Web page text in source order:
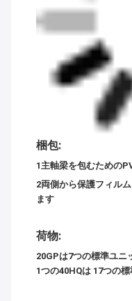
梱包:
1主軸梁を包むための
2両側から保護フィル
ます
荷物:
20GPは7つの標準ユニ
1つの40HQは 17つの